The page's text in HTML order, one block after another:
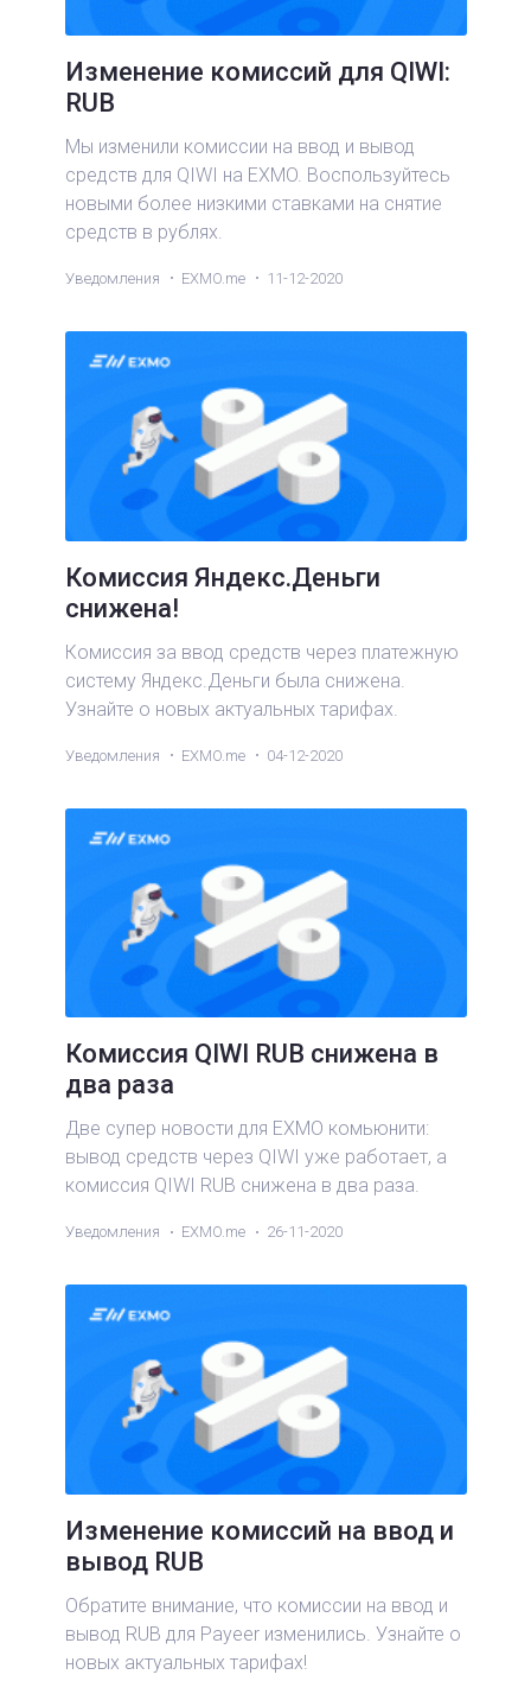
Изменение комиссий для QIWI:
RUB
Мы изменили комиссии на ввод и вывод
средств для QIWI на EXMO. Воспользуйтесь
новыми более низкими ставками на снятие
средств в рублях.
Уведомления EXMO.me 11-12-2020
Комиссия Яндекс.Деньги
снижена!
Комиссия за ввод средств через платежную
систему Яндекс.Деньги была снижена.
Узнайте о новых актуальных тарифах.
Уведомления EXMO.me 04-12-2020
Комиссия QIWI RUB снижена в
два раза
Две супер новости для EXMO комьюнити:
вывод средств через QIWI уже работает, а
комиссия QIWI RUB снижена в два раза.
Уведомления EXMO.me 26-11-2020
Изменение комиссий на ввод и
вывод RUB
Обратите внимание, что комиссии на ввод и
вывод RUB для Payeer изменились. Узнайте о
новых актуальных тарифах!